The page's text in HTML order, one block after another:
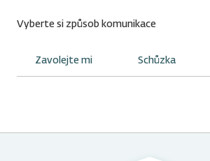
Vyberte si způsob komunikace
Zavolejte mi Schůzka